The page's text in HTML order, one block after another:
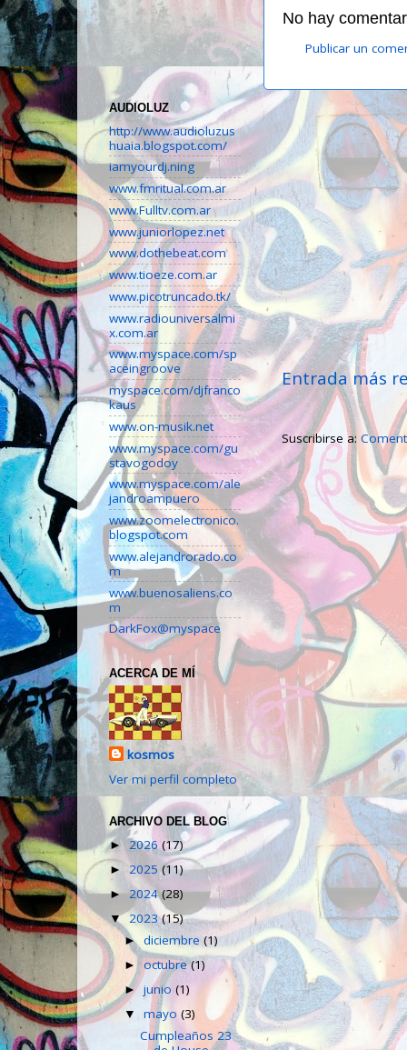
No hay
Publicar un
Entrada más
Suscribirse a:
AUDIOLUZ
http://www.audioluzus
huaia.blogspot.com/
iamyourdj.ning
www.fmritual.com.ar
www.Fulltv.com.ar
www.juniorlopez.net
www.dothebeat.com
www.tioeze.com.ar
www.picotruncado.tk/
www.radiouniversalmi
x.com.ar
www.myspace.com/sp
aceingroove
myspace.com/djfranco
kaus
www.on-musik.net
www.myspace.com/gu
stavogodoy
www.myspace.com/ale
jandroampuero
www.zoomelectronico.
blogspot.com
www.alejandrorado.co
m
www.buenosaliens.co
m
DarkFox@myspace
ACERCA DE MÍ
kosmos
Ver mi perfil completo
ARCHIVO DEL BLOG
► 2026(17)
► 2025(11)
► 2024(28)
▼ 2023(15)
►diciembre(1)
►octubre(1)
►junio(1)
▼mayo(3)
Cumpleaños 23